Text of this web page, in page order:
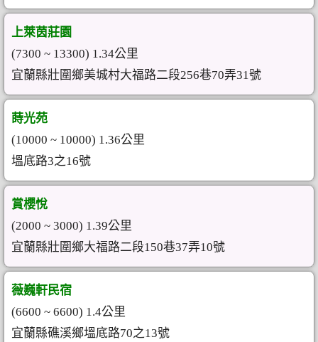
上萊茵莊園
(7300 ~ 13300) 1.34公里
宜蘭縣壯圍鄉美城村大福路二段256巷70弄31號
蒔光苑
(10000 ~ 10000) 1.36公里
塭底路3之16號
賞櫻悅
(2000 ~ 3000) 1.39公里
宜蘭縣壯圍鄉大福路二段150巷37弄10號
薇巍軒民宿
(6600 ~ 6600) 1.4公里
宜蘭縣礁溪鄉塭底路70之13號